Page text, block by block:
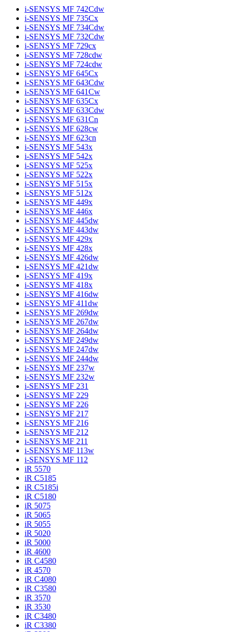
i-SENSYS MF 742Cdw
i-SENSYS MF 735Cx
i-SENSYS MF 734Cdw
i-SENSYS MF 732Cdw
i-SENSYS MF 729cx
i-SENSYS MF 728cdw
i-SENSYS MF 724cdw
i-SENSYS MF 645Cx
i-SENSYS MF 643Cdw
i-SENSYS MF 641Cw
i-SENSYS MF 635Cx
i-SENSYS MF 633Cdw
i-SENSYS MF 631Cn
i-SENSYS MF 628cw
i-SENSYS MF 623cn
i-SENSYS MF 543x
i-SENSYS MF 542x
i-SENSYS MF 525x
i-SENSYS MF 522x
i-SENSYS MF 515x
i-SENSYS MF 512x
i-SENSYS MF 449x
i-SENSYS MF 446x
i-SENSYS MF 445dw
i-SENSYS MF 443dw
i-SENSYS MF 429x
i-SENSYS MF 428x
i-SENSYS MF 426dw
i-SENSYS MF 421dw
i-SENSYS MF 419x
i-SENSYS MF 418x
i-SENSYS MF 416dw
i-SENSYS MF 411dw
i-SENSYS MF 269dw
i-SENSYS MF 267dw
i-SENSYS MF 264dw
i-SENSYS MF 249dw
i-SENSYS MF 247dw
i-SENSYS MF 244dw
i-SENSYS MF 237w
i-SENSYS MF 232w
i-SENSYS MF 231
i-SENSYS MF 229
i-SENSYS MF 226
i-SENSYS MF 217
i-SENSYS MF 216
i-SENSYS MF 212
i-SENSYS MF 211
i-SENSYS MF 113w
i-SENSYS MF 112
iR 5570
iR C5185
iR C5185i
iR C5180
iR 5075
iR 5065
iR 5055
iR 5020
iR 5000
iR 4600
iR C4580
iR 4570
iR C4080
iR C3580
iR 3570
iR 3530
iR C3480
iR C3380